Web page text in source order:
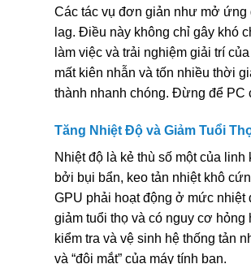
Các tác vụ đơn giản như mở ứng
lag. Điều này không chỉ gây khó
làm việc và trải nghiệm giải trí
mất kiên nhẫn và tốn nhiều thời
thành nhanh chóng. Đừng để PC
Tăng Nhiệt Độ và Giảm Tuổi
Nhiệt độ là kẻ thù số một của
bởi bụi bẩn, keo tản nhiệt khô
GPU phải hoạt động ở mức nhiệt
giảm tuổi thọ và có nguy cơ
kiểm tra và vệ sinh hệ thống tản
và “đôi mắt” của máy tính bạn.